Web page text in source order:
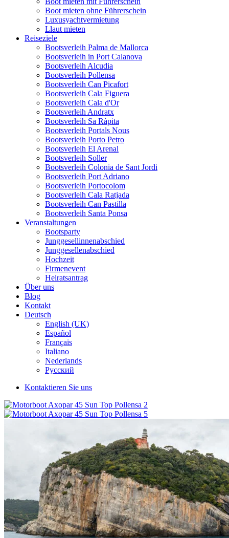
Boot mieten ohne Führerschein
Luxusyachtvermietung
Llaut mieten
Reiseziele
Bootsverleih Palma de Mallorca
Bootsverleih in Port Calanova
Bootsverleih Alcudia
Bootsverleih Pollensa
Bootsverleih Can Picafort
Bootsverleih Cala Figuera
Bootsverleih Cala d'Or
Bootsverleih Andratx
Bootsverleih Sa Ràpita
Bootsverleih Portals Nous
Bootsverleih Porto Petro
Bootsverleih El Arenal
Bootsverleih Soller
Bootsverleih Colonia de Sant Jordi
Bootsverleih Port Adriano
Bootsverleih Portocolom
Bootsverleih Cala Ratjada
Bootsverleih Can Pastilla
Bootsverleih Santa Ponsa
Veranstaltungen
Bootsparty
Junggesellinnenabschied
Junggesellenabschied
Hochzeit
Firmenevent
Heiratsantrag
Über uns
Blog
Kontakt
Deutsch
English (UK)
Español
Français
Italiano
Nederlands
Русский
Kontaktieren Sie uns